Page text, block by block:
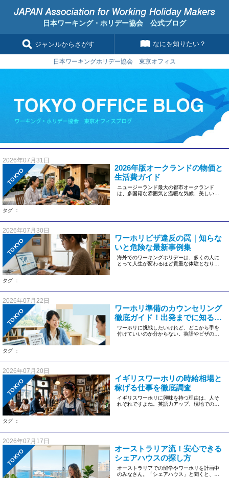
日本ワーキング・ホリデー協会 公式ブログ
ジャンルからさがす なにを知りたい？
日本ワーキングホリデー協会 東京オフィス
2026年07月31日
TOKYO
2026年版オークランドの物価と
生活費ガイド
ニュージーランド最大の都市オークランド
は、多国籍な雰囲気と温暖な気候、美しい自
タグ ：
2026年07月30日
TOKYO
ワーホリビザ違反の罠｜知らな
いと危険な最新事例集
海外でのワーキングホリデーは、多くの人に
とって人生が変わるほど貴重な体験となりま
タグ ：
2026年07月22日
TOKYO
ワーホリ準備のカウンセリング
徹底ガイド！出発までに知るべ
きこと
ワーホリに挑戦したいけれど、どこから手を
付けていいのか分からない。英語やビザの準
タグ ：
2026年07月20日
TOKYO
イギリスワーホリの時給相場と
稼げる仕事を徹底調査
イギリスワーホリに興味を持つ理由は、人そ
れぞれですよね。英語力アップ、現地での仕
タグ ：
2026年07月17日
TOKYO
オーストラリア流！安心できる
シェアハウスの探し方
オーストラリアでの留学やワーホリを計画中
のみなさん。「シェアハウス」と聞くと、現